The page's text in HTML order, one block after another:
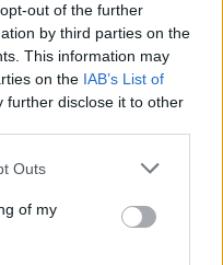
out of the further
by third parties on the
This information may
on the IAB’s List of
further disclose it to other
Outs
of my
lányokat 13. rész